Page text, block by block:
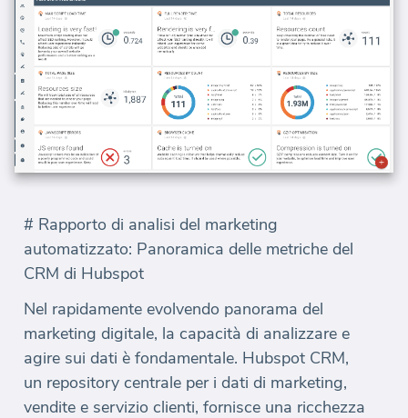
# Rapporto di analisi del marketing
automatizzato: Panoramica delle metriche del
CRM di Hubspot
Nel rapidamente evolvendo panorama del
marketing digitale, la capacità di analizzare e
agire sui dati è fondamentale. Hubspot CRM,
un repository centrale per i dati di marketing,
vendite e servizio clienti, fornisce una ricchezza